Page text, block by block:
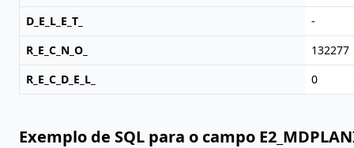
D_E_L_E_T_
-
R_E_C_N_O_
132277
R_E_C_D_E_L_
0
Exemplo de SQL para o campo